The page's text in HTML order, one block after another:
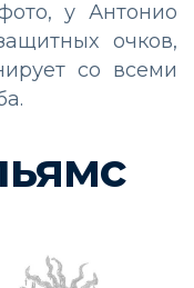
у Антонио
очков,
со всеми